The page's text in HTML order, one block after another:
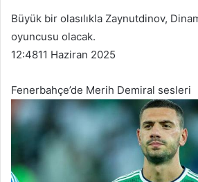
Büyük bir olasılıkla Zaynutdinov,
oyuncusu olacak.
12:4811 Haziran 2025
Fenerbahçe’de Merih Demiral sesleri